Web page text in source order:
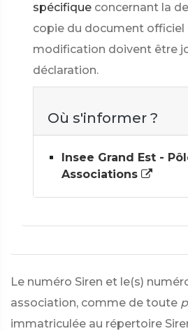
spécifique concernant la
copie du document officiel
modification doivent être
déclaration.
Où s'informer ?
Insee Grand Est -
Associations
Le numéro Siren et le(s)
association, comme de toute
immatriculée au répertoire